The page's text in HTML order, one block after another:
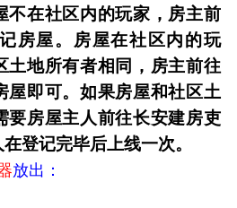
不在社区内的玩家，房主前
房屋。房屋在社区内的玩
土地所有者相同，房主前往
屋即可。如果房屋和社区土
要房屋主人前往长安建房吏
登记完毕后上线一次。
放出：